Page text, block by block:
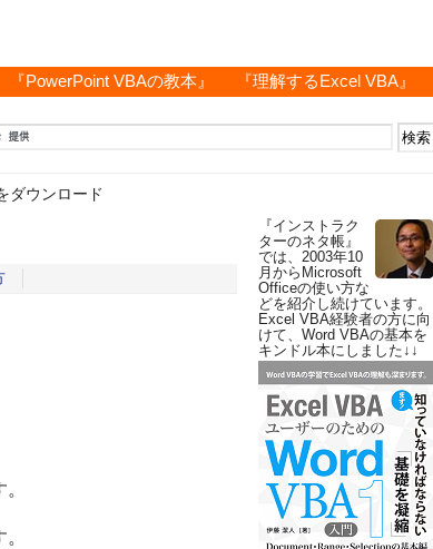
『PowerPoint VBAの教本』 『理解するExcel VBA』
ダウンロード
『インストラク
ターのネタ帳』
では、2003年10
月からMicrosoft
Officeの使い方な
どを紹介し続けています。
Excel VBA経験者の方に向
けて、Word VBAの基本を
キンドル本にしました↓↓